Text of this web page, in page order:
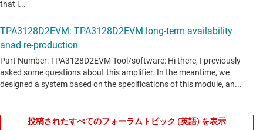
投稿されたすべてのフォーラムトピック (英語) を表示